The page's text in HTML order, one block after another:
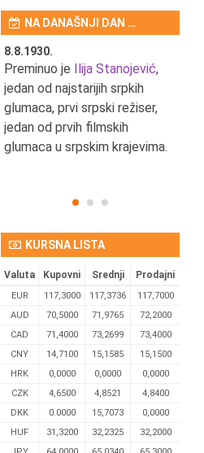
NA DANAŠNJI DAN …
8.8.1930.
Preminuo je Ilija Stanojević,
jedan od najstarijih srpkih
glumaca, prvi srpski režiser,
jedan od prvih filmskih
glumaca u srpskim krajevima.
KURSNA LISTA
Valuta Kupovni Srednji Prodajni
EUR 117,3000 117,3736
117,7000
AUD
70,5000 71,9765
72,2000
CAD
71,4000 73,2699
73,4000
CNY
14,7100 15,1585
15,1500
HRK
0,0000 0,0000
0,0000
CZK
4,6500 4,8521
4,8400
DKK
0.0000 15,7073
0,0000
HUF
31,3200 32,2325
32,2000